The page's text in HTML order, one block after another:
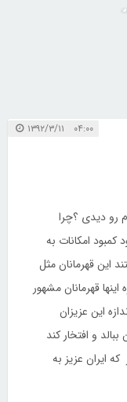
۰۴:۰۰ ۱۳۹۲/۳/۱۱
رو دیدی ؟چرا
امکانات به
این قهرمانان مثل
قهرمانان مشهور
این عزیزان
و افتخار کند
ایران عزیز به